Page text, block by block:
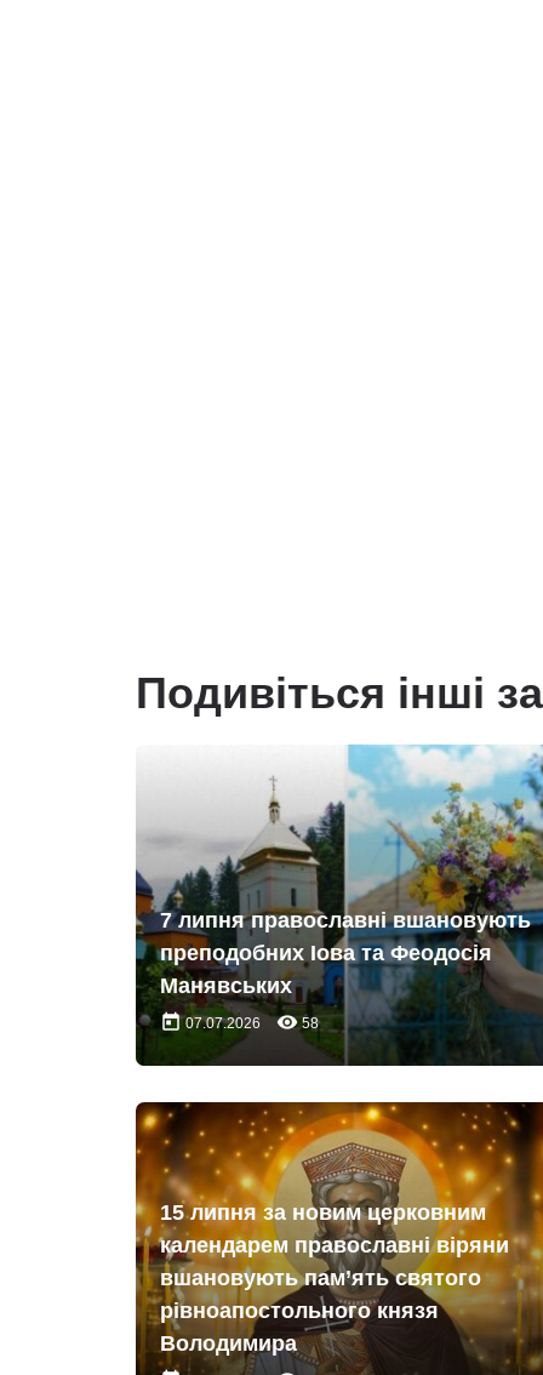
Подивіться інші
7 липня православні вшановують
преподобних Іова та Феодосія
Манявських
today07.07.2026 remove_red_eye58
15 липня за новим церковним
календарем православні віряни
вшановують пам’ять святого
рівноапостольного князя
Володимира